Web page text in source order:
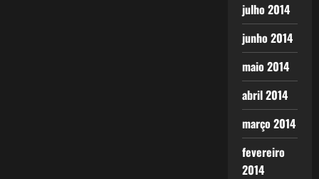
julho 2014
junho 2014
maio 2014
abril 2014
março 2014
fevereiro
2014